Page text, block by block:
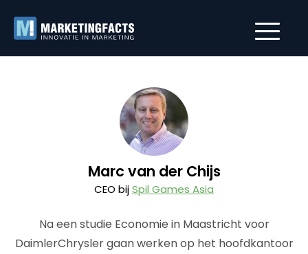
Marc van der Chijs
CEO bijSpil Games Asia
Na een studie Economie in Maastricht voor
DaimlerChrysler gaan werken op het hoofdkantoor